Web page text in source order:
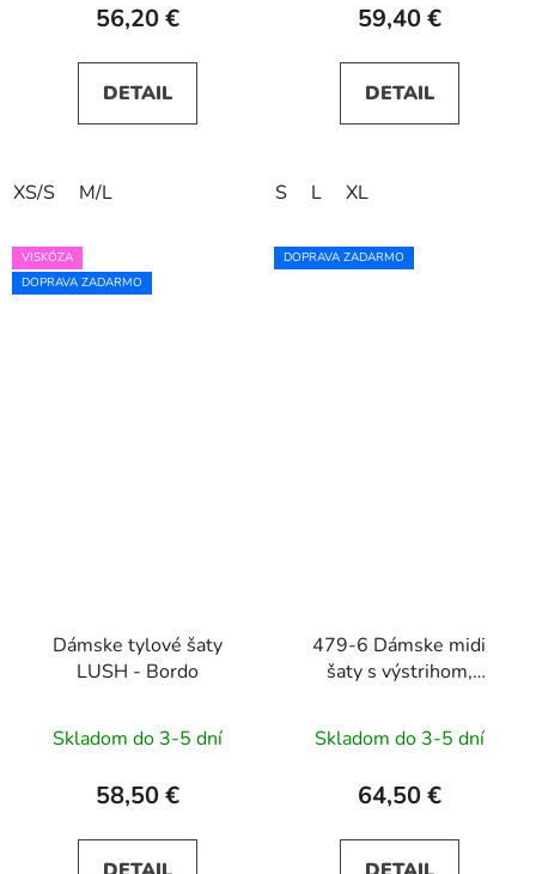
56,20 €
DETAIL
XS/S M/L
59,40 €
DETAIL
S L XL
VISKÓZA
DOPRAVA ZADARMO
Dámske tylové šaty
LUSH - Bordo
Skladom do 3-5 dní
58,50 €
DOPRAVA ZADARMO
479-6 Dámske midi
šaty s výstrihom,
NINA - svetlomodré
Skladom do 3-5 dní
64,50 €